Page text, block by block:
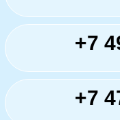
+7
+7